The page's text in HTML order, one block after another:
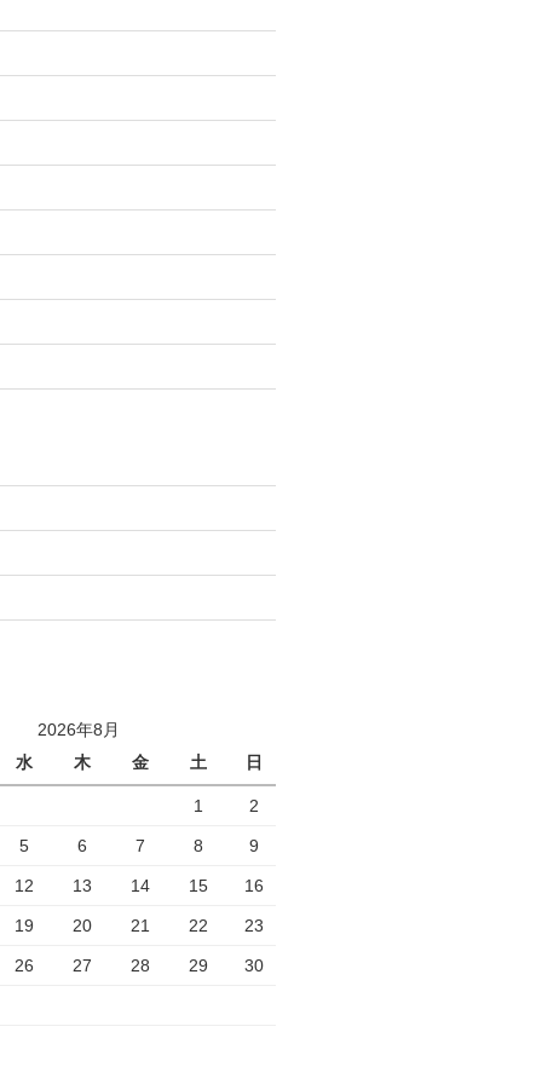
2026年8月
水 木 金 土 日
1 2
5 6 7 8 9
12 13 14 15 16
19 20 21 22 23
26 27 28 29 30